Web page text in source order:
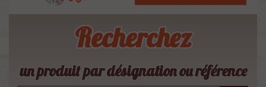
Recherchez
un produit par désignation ou référence